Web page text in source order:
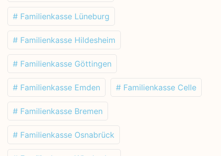
# Familienkasse Lüneburg
# Familienkasse Hildesheim
# Familienkasse Göttingen
# Familienkasse Emden # Familienkasse Celle
# Familienkasse Bremen
# Familienkasse Osnabrück